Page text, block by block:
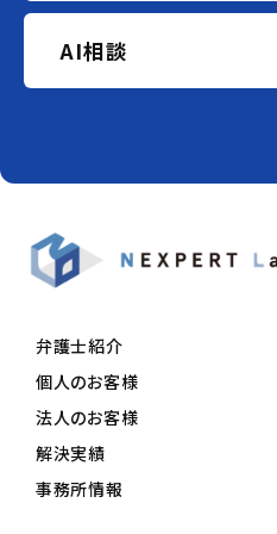
AI相談
弁護士紹介
個人のお客様
法人のお客様
解決実績
事務所情報